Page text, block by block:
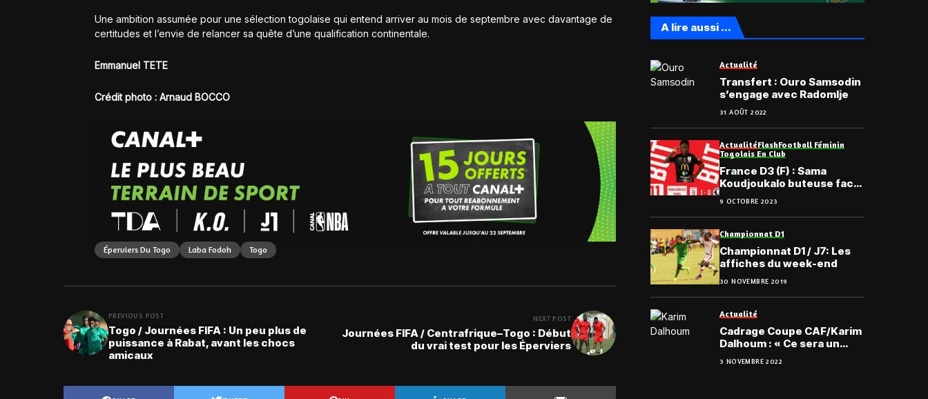
Une ambition assumée pour une sélection togolaise qui entend arriver au mois de septembre avec davantage de
certitudes et l’envie de relancer sa quête d’une qualification continentale.
Emmanuel TETE
Crédit photo : Arnaud BOCCO
Éperviers Du Togo Laba Fodoh Togo
PREVIOUS POST
Togo / Journées FIFA : Un peu plus de
puissance à Rabat, avant les chocs
amicaux
NEXT POST
Journées FIFA / Centrafrique–Togo : Début
du vrai test pour les Éperviers
A lire aussi ...
Actualité
Transfert : Ouro Samsodin
s’engage avec Radomlje
31 AOÛT 2022
ActualitéFlashFootball Féminin
Togolais En Club
France D3 (F) : Sama
Koudjoukalo buteuse face
à CA Paris
9 OCTOBRE 2023
Championnat D1
Championnat D1 / J7: Les
affiches du week-end
30 NOVEMBRE 2019
Actualité
Cadrage Coupe CAF/Karim
Dalhoum : « Ce sera un
autre match »
3 NOVEMBRE 2022